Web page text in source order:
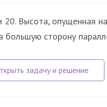
Высота, опущенная
сторону